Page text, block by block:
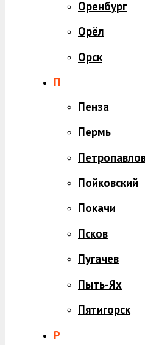
Оренбург
Орёл
Орск
П
Пенза
Пермь
Пойковский
Покачи
Псков
Пугачев
Пыть-Ях
Пятигорск
Р